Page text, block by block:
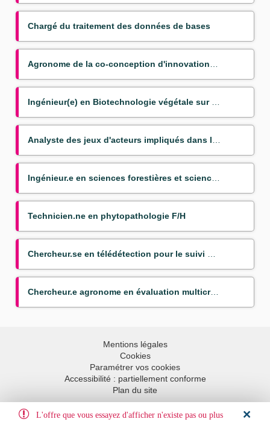
L'offre que vous essayez d'afficher n'existe pas ou plus
Chargé du traitement des données de bases
Technicien.ne en phytopathologie F/H
Chercheur.e agronome en évaluation multicritère/prototypage des systèmes agroforestiers à base d'hévéa
Mentions légales
Cookies
Paramétrer vos cookies
Accessibilité : partiellement conforme
Plan du site
Aller en haut